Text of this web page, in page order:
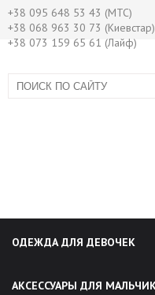
+38 095 648 53 43 (МТС)
+38 068 963 30 73 (Киевстар)
+38 073 159 65 61 (Лайф)
ОДЕЖДА ДЛЯ ДЕВОЧЕК
АКСЕССУАРЫ ДЛЯ